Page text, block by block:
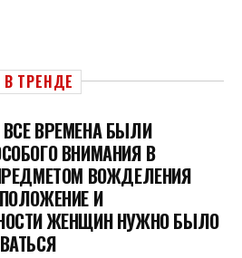
В ТРЕНДЕ
ВРЕМЕНА БЫЛИ
ВНИМАНИЯ В
ВОЖДЕЛЕНИЯ
И
ЖЕНЩИН НУЖНО БЫЛО